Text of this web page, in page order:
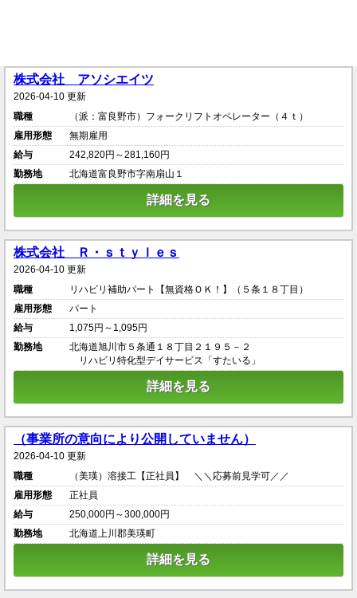
株式会社 アソシエイツ
2026-04-10 更新
職種
（派：富良野市）フォークリフトオペレーター（４ｔ）
雇用形態
無期雇用
給与
242,820円～281,160円
勤務地
北海道富良野市字南扇山１
詳細を見る
株式会社 Ｒ・ｓｔｙｌｅｓ
2026-04-10 更新
職種
リハビリ補助パート【無資格ＯＫ！】（５条１８丁目）
雇用形態
パート
給与
1,075円～1,095円
勤務地
北海道旭川市５条通１８丁目２１９５－２
リハビリ特化型デイサービス「すたいる」
詳細を見る
（事業所の意向により公開していません）
2026-04-10 更新
職種
（美瑛）溶接工【正社員】 ＼＼応募前見学可／／
雇用形態
正社員
給与
250,000円～300,000円
勤務地
北海道上川郡美瑛町
詳細を見る